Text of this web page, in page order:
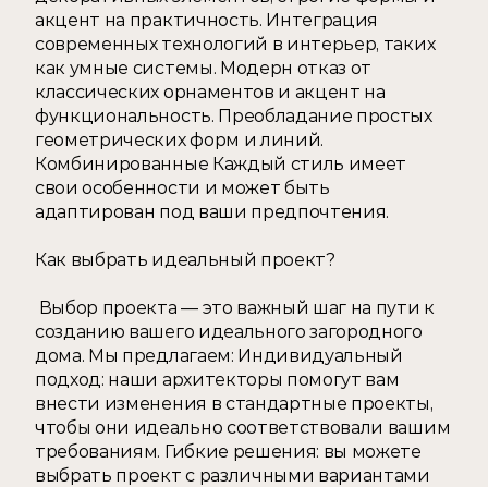
акцент на практичность. Интеграция
современных технологий в интерьер, таких
как умные системы. Модерн отказ от
классических орнаментов и акцент на
функциональность. Преобладание простых
геометрических форм и линий.
Комбинированные Каждый стиль имеет
свои особенности и может быть
адаптирован под ваши предпочтения.
Как выбрать идеальный проект?
созданию вашего идеального загородного
дома. Мы предлагаем: Индивидуальный
подход: наши архитекторы помогут вам
внести изменения в стандартные проекты,
чтобы они идеально соответствовали вашим
требованиям. Гибкие решения: вы можете
выбрать проект с различными вариантами